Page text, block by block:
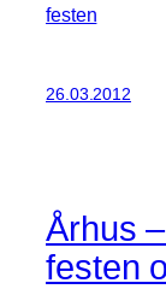
festen
26.03.2012
Århus
festen